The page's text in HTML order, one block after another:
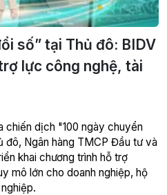
số” tại Thủ đô: BIDV
lực công nghệ, tài
chiến dịch "100 ngày chuyển
đô, Ngân hàng TMCP Đầu tư và
khai chương trình hỗ trợ
mô lớn cho doanh nghiệp, hộ